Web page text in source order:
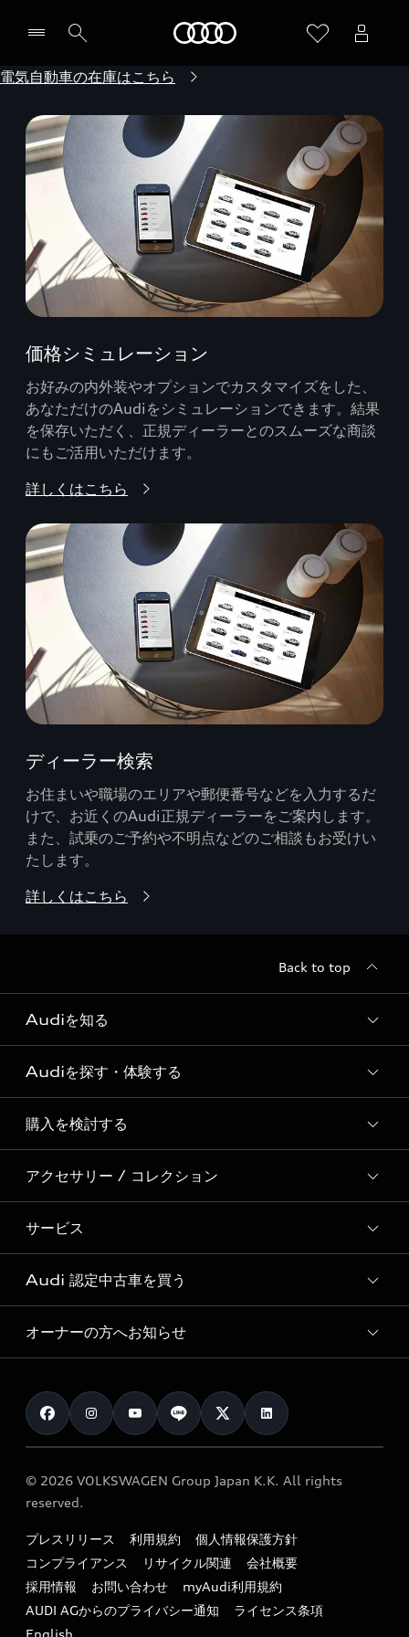
電気自動車の在庫はこちら
価格シミュレーション
お好みの内外装やオプションでカスタマイズをした、
あなただけのAudiをシミュレーションできます。結果
を保存いただく、正規ディーラーとのスムーズな商談
にもご活用いただけます。
詳しくはこちら
ディーラー検索
お住まいや職場のエリアや郵便番号などを入力するだ
けで、お近くのAudi正規ディーラーをご案内します。
また、試乗のご予約や不明点などのご相談もお受けい
たします。
詳しくはこちら
Back to top
Audiを知る
Audi ブランド
Story of Progress
Audi Sport
Formula 1®
デジタルサービス
Audiを探す・体験する
ディーラー検索
新車在庫検索
試乗車・展示車検索
見積り依頼
試乗予約
購入を検討する
モデル一覧
特別仕様モデル / 限定モデル
e-tronラインアップ
価格シミュレーション
車両比較
カタログ一覧
アクセサリー / コレクション
純正アクセサリー
オンラインショップ
Audi collection
アウディナビアプリ
サービス
サービス入庫予約
サービスプログラム
メンテナンス
車検 / 定期点検
e-tronアフターサポート
myAudi
Audi 認定中古車を買う
Audi認定中古車
クオリティ
保証
メンテナンス
ファイナンス
キャンペーン / イベント
買取査定
オーナーの方へお知らせ
お知らせ
オーナー様向けキャンペーン
特定整備適用車一覧
リサイクル法
よくある質問（FAQ）
© 2026 VOLKSWAGEN Group Japan K.K. All rights
reserved.
プレスリリース 利用規約
個人情報保護方針
コンプライアンス
リサイクル関連
会社概要
採用情報
お問い合わせ
myAudi利用規約
AUDI AGからのプライバシー通知
ライセンス条項
English